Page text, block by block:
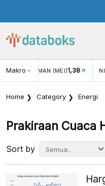
MakroWISMAN (MEI)1,38
Home Category Energi
Prakiraan Cuaca
Sort by